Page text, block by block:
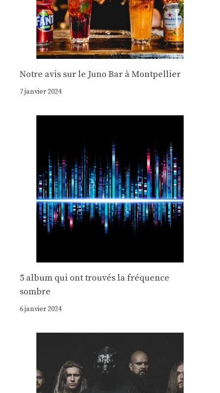
Notre avis sur le Juno Bar à Montpellier
7 janvier 2024
5 album qui ont trouvés la fréquence
sombre
6 janvier 2024